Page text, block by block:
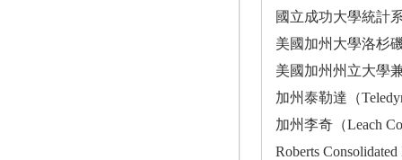
國立成功大學統計
美國加州大學洛杉
美國加州州立大學
加州泰勒達（
加州李奇（Leach
Roberts